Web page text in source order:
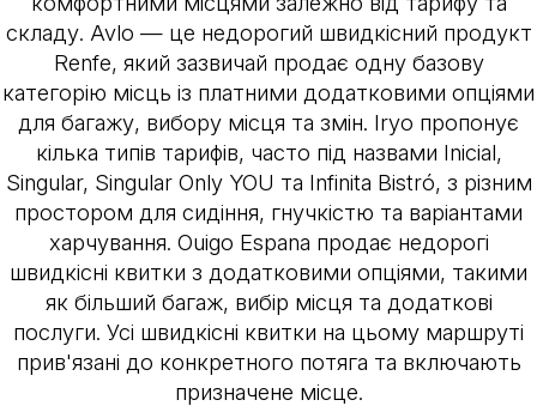
складу. Avlo — це недорогий швидкісний продукт
Renfe, який зазвичай продає одну базову
категорію місць із платними додатковими опціями
для багажу, вибору місця та змін. Iryo пропонує
кілька типів тарифів, часто під назвами Inicial,
Singular, Singular Only YOU та Infinita Bistró, з різним
простором для сидіння, гнучкістю та варіантами
харчування. Ouigo Espana продає недорогі
швидкісні квитки з додатковими опціями, такими
як більший багаж, вибір місця та додаткові
послуги. Усі швидкісні квитки на цьому маршруті
прив'язані до конкретного потяга та включають
призначене місце.